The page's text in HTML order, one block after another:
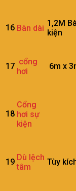
16 Bàn dài 1,2M
kiện
17
cổng
hơi
6m x
18
Cổng
hơi sự
kiện
19
Dù lệch
tâm
Tùy